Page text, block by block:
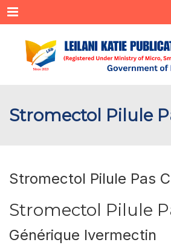
Menu
Stromectol Pilule
Stromectol Pilule Pas
Stromectol Pilule
Générique Ivermectin